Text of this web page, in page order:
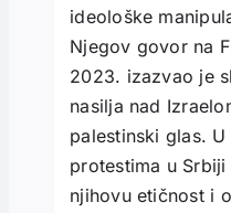
ideološke
Njegov govor na
2023. izazvao je
nasilja nad
palestinski glas.
protestima u
njihovu etičnost i